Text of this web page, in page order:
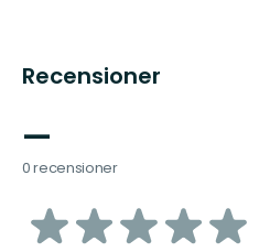
Recensioner
—
0 recensioner
av